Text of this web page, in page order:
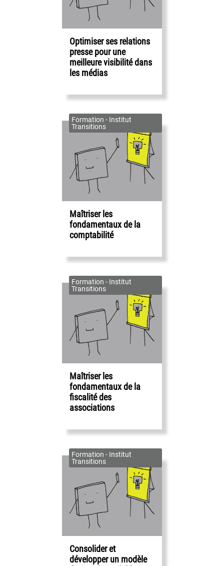
Optimiser ses relations
presse pour une
meilleure visibilité dans
les médias
Formation - Institut
Transitions
Maîtriser les
fondamentaux de la
comptabilité
Formation - Institut
Transitions
Maîtriser les
fondamentaux de la
fiscalité des
associations
Formation - Institut
Transitions
Consolider et
développer un modèle